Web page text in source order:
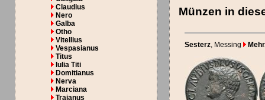
Claudius
Nero
Galba
Otho
Vitellius
Vespasianus
Titus
Iulia Titi
Domitianus
Nerva
Marciana
Traianus
Münzen in
Sesterz, Messing